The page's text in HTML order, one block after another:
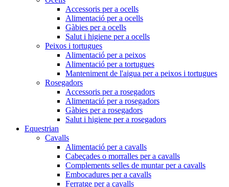
Accessoris per a ocells
Alimentació per a ocells
Gàbies per a ocells
Salut i higiene per a ocells
Peixos i tortugues
Alimentació per a peixos
Alimentació per a tortugues
Manteniment de l'aigua per a peixos i tortugues
Rosegadors
Accessoris per a rosegadors
Alimentació per a rosegadors
Gàbies per a rosegadors
Salut i higiene per a rosegadors
Equestrian
Cavalls
Alimentació per a cavalls
Cabeçades o morralles per a cavalls
Complements selles de muntar per a cavalls
Embocadures per a cavalls
Ferratge per a cavalls